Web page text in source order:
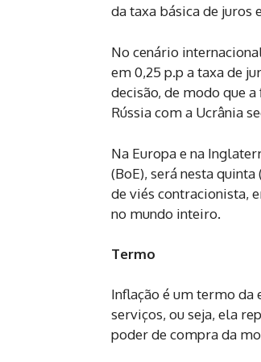
da taxa básica de juros
No cenário
em 0,25 p.p a taxa de
decisão, de modo que
Rússia com a Ucrânia
Na Europa e na
(BoE), será nesta
de viés contracionista,
no mundo inteiro.
Termo
Inflação é um termo da
serviços, ou seja, ela
poder de compra da